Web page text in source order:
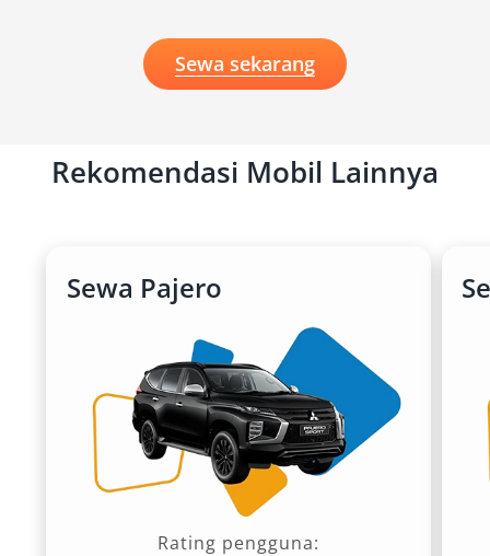
Sewa sekarang
Rekomendasi Mobil Lainnya
Sewa Pajero
Rating pengguna: